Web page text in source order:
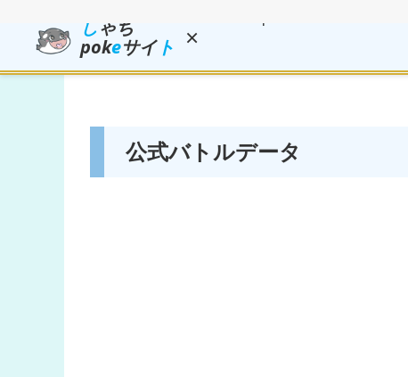
しゃち
pokeサイト ×
公式バトルデータ